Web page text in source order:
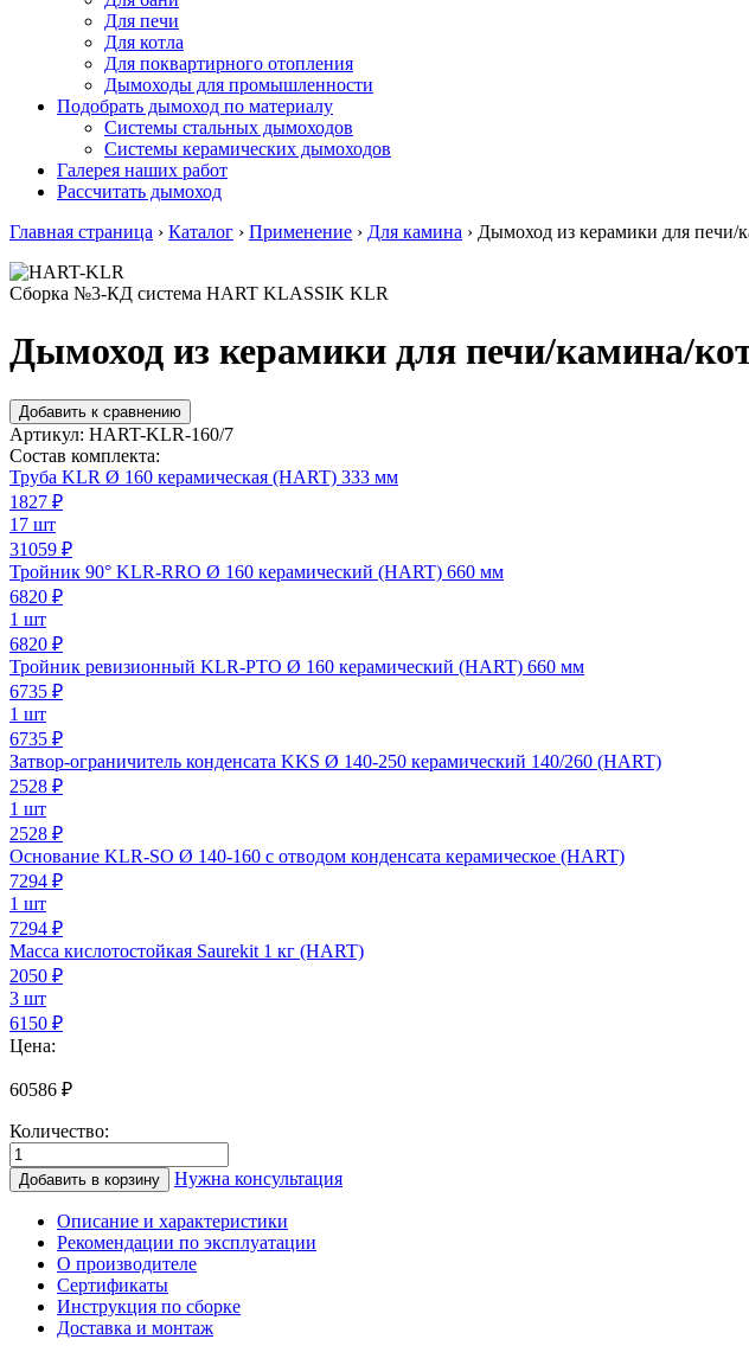
Для печи
Для котла
Для поквартирного отопления
Дымоходы для промышленности
Подобрать дымоход по материалу
Системы стальных дымоходов
Системы керамических дымоходов
Галерея наших работ
Рассчитать дымоход
Главная страница › Каталог › Применение › Для камина › Дымоход из керамики для печи/
Сборка №3-КД система HART KLASSIK KLR
Дымоход из керамики для печи/камина/
Добавить к сравнению
Артикул: HART-KLR-160/7
Состав комплекта:
Труба KLR Ø 160 керамическая (HART) 333 мм
1827 ₽
17 шт
31059 ₽
Тройник 90° KLR-RRO Ø 160 керамический (HART) 660 мм
6820 ₽
1 шт
6820 ₽
Тройник ревизионный KLR-PTO Ø 160 керамический (HART) 660 мм
6735 ₽
1 шт
6735 ₽
Затвор-ограничитель конденсата KKS Ø 140-250 керамический 140/260 (HART)
2528 ₽
1 шт
2528 ₽
Основание KLR-SO Ø 140-160 с отводом конденсата керамическое (HART)
7294 ₽
1 шт
7294 ₽
Масса кислотостойкая Saurekit 1 кг (HART)
2050 ₽
3 шт
6150 ₽
Цена:
60586 ₽
Количество:
Количество
товара
Дымоход
керамики
печи/
камина/
котла
Добавить в корзину Нужна консультация
Описание и характеристики
Рекомендации по эксплуатации
О производителе
Сертификаты
Инструкция по сборке
Доставка и монтаж